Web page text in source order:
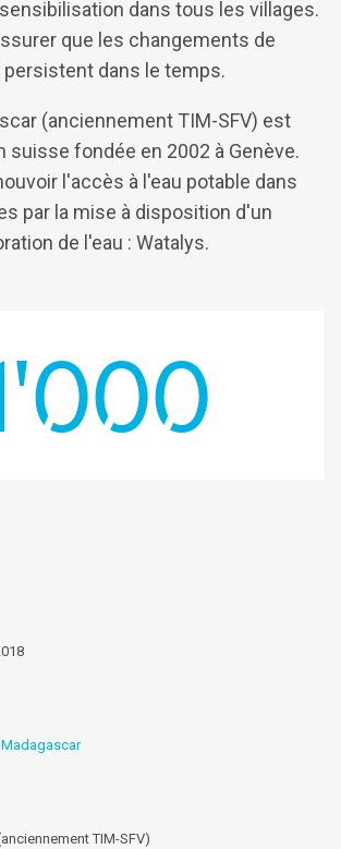
dans tous les villages.
que les changements de
dans le temps.
(anciennement TIM-SFV) est
suisse fondée en 2002 à Genève.
l'accès à l'eau potable dans
par la mise à disposition d'un
de l'eau : Watalys.
Madagascar
TIM-SFV)